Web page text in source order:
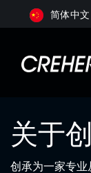
简体中文
关于
创承为一家专